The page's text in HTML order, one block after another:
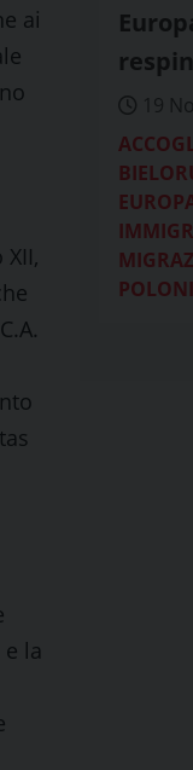
ai
la
19